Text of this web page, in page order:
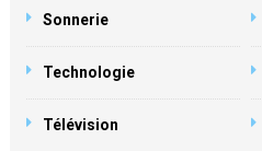
Sonnerie
Technologie
Télévision